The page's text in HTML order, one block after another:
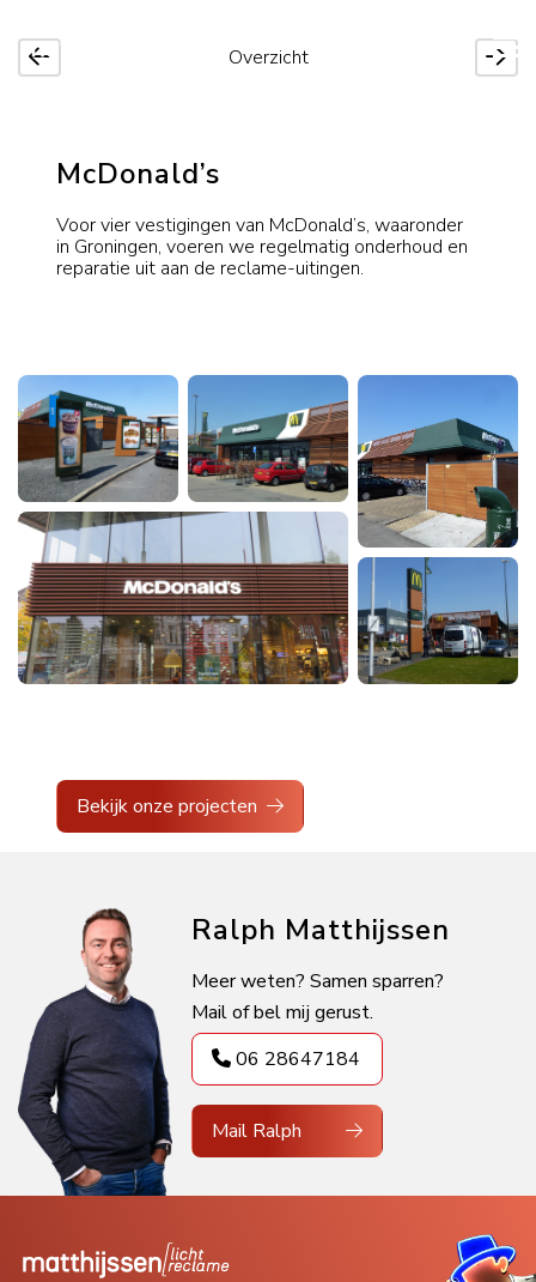
Overzicht
McDonald’s
Voor vier vestigingen van McDonald’s, waaronder
in Groningen, voeren we regelmatig onderhoud en
reparatie uit aan de reclame-uitingen.
Bekijk onze projecten
Ralph Matthijssen
Meer weten? Samen sparren?
Mail of bel mij gerust.
06 28647184
Mail Ralph